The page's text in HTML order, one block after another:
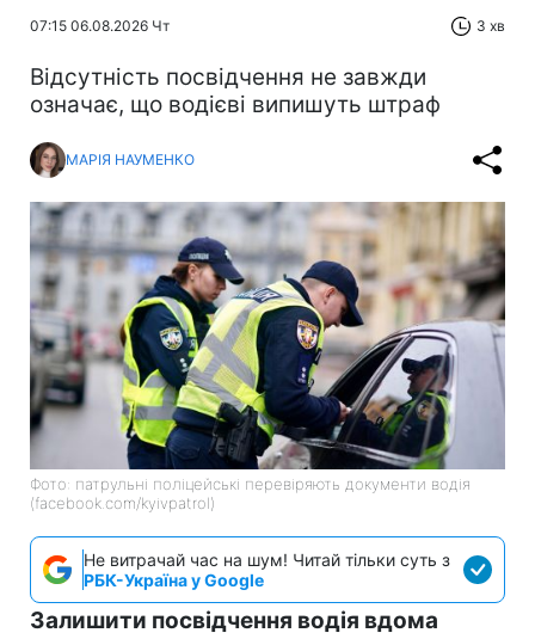
07:15 06.08.2026 Чт 3 хв
Відсутність посвідчення не завжди
означає, що водієві випишуть штраф
МАРІЯ НАУМЕНКО
Фото: патрульні поліцейські перевіряють документи водія
(facebook.com/kyivpatrol)
Не витрачай час на шум! Читай тільки суть з
РБК-Україна у Google
Залишити посвідчення водія вдома